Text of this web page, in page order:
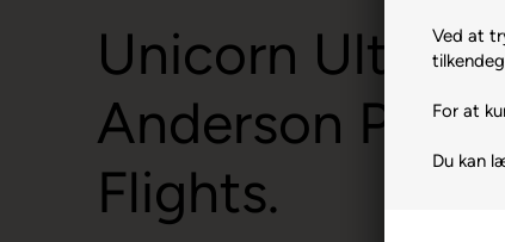
Ved at
For at
Du kan
Unicorn
Anderson
Flights.